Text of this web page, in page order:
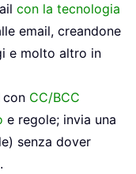
con la tecnologia
email, creandone
e molto altro in
con CC/BCC
e regole; invia una
senza dover